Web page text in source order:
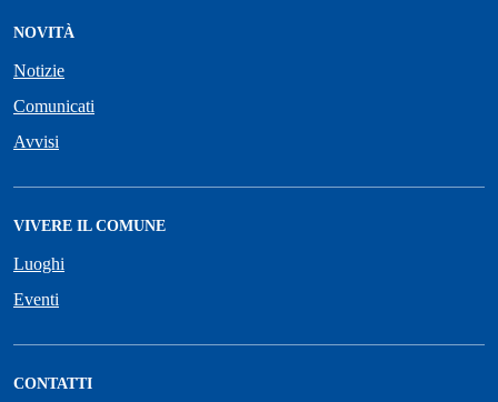
NOVITÀ
Notizie
Comunicati
Avvisi
VIVERE IL COMUNE
Luoghi
Eventi
CONTATTI